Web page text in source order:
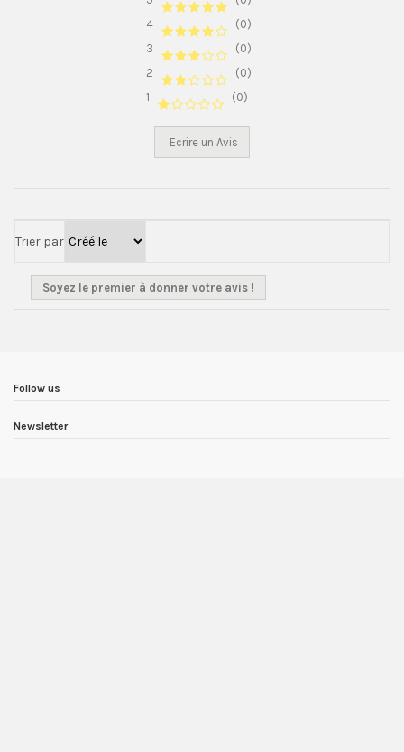
4
(0)
3
(0)
2
(0)
1
(0)
Ecrire un Avis
Trier par
Soyez le premier à donner votre avis !
Follow us
Newsletter